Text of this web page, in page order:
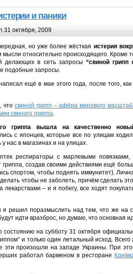
и паники
31 октября, 2009
но уже более жёсткая истерия
относительно происходящего. Кроме
делающих в сеть запросы “свиной грипп
подобные запросы.
ещё в мае этого года, после того,
что свиной грипп – афёра мирового
свиного гриппа
гриппа вышла на качественно
с японцев, которые все по улицам
нас в магазинах и на улицах.
респираторы с марлевыми повязками,
создав своими действиями ещё
спортом, чтобы поднять иммунитет).
чтобы не заболеть, причём сделать
лекарствами – и я побегу, все ходят
решил поразмыслить над тем, что же на
идти вразброс, но думаю, что основная
состоянию на субботу 31 октября
и только один летальный исход.
эти произошли на западе Украины. При
работал барменом в ресторане